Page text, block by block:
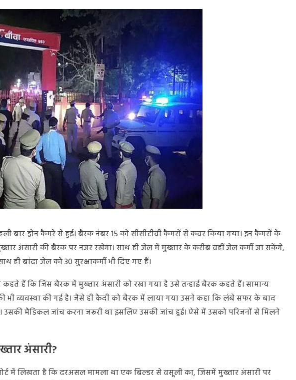
बारड्रोनकैमरेसेहुई।बैरकनंबर15कोसीसीटीवीकैमरोंसेकवरकियागया।इनकैमरोंके
अंसारीकीबैरकपरनजररखेगा।साथहीजेलमेंमुख्तारकेकरीबवहींजेलकर्मीजासकेंगे,
हीबांदाजेलको30सुरक्षाकर्मीभीदिएगएहैं।
कहतेहैंकिजिसबैरकमेंमुख्तारअंसारीकोरखागयाहैउसेतन्हाईबैरककहतेहैं।सामान्य
भीव्यवस्थाकीगईहै।जैसेहीकैदीकोबैरकमेंलायागयाउसनेकहाकिलंबेसफरकेबाद
उसकीमैडिकलजांचकरनाजरूरीथाइसलिएउसकीजांचहुई।ऐसेमेंउसकोपरिजनोंसेमिलने
अंसारी?
मेंलिखताहैकिदरअसलमामलाथाएकबिल्डरसेवसूलीका,जिसमेंमुख्तारअंसारीपर